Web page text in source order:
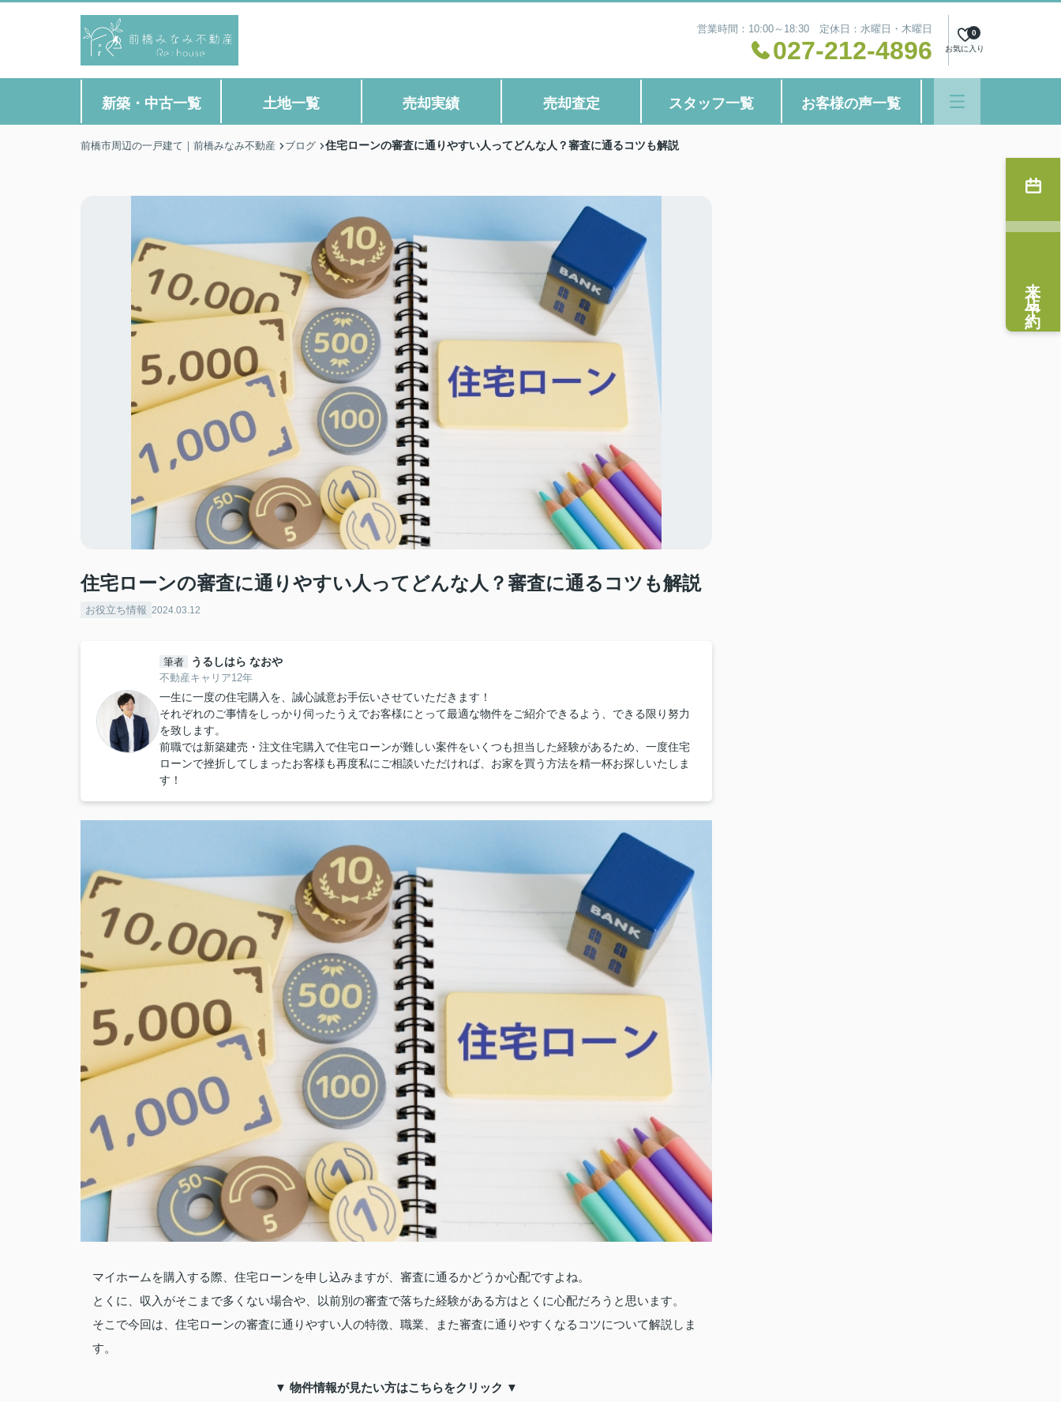
営業時間：10:00～18:30 定休日：水曜日・木曜日
027-212-4896 お気に入り
0
新築・中古一覧 土地一覧 売却実績 売却査定 スタッフ一覧 お客様の声一覧
前橋市周辺の一戸建て｜前橋みなみ不動産 ブログ 住宅ローンの審査に通りやすい人ってどんな人？審査に通るコツも解説
住宅ローンの審査に通りやすい人ってどんな人？審査に通るコツも解説
お役立ち情報 2024.03.12
筆者 うるしはら なおや
不動産キャリア12年
一生に一度の住宅購入を、誠心誠意お手伝いさせていただきます！
それぞれのご事情をしっかり伺ったうえでお客様にとって最適な物件をご紹介できるよう、できる限り努力
を致します。
前職では新築建売・注文住宅購入で住宅ローンが難しい案件をいくつも担当した経験があるため、一度住宅
ローンで挫折してしまったお客様も再度私にご相談いただければ、お家を買う方法を精一杯お探しいたしま
す！
マイホームを購入する際、住宅ローンを申し込みますが、審査に通るかどうか心配ですよね。
とくに、収入がそこまで多くない場合や、以前別の審査で落ちた経験がある方はとくに心配だろうと思います。
そこで今回は、住宅ローンの審査に通りやすい人の特徴、職業、また審査に通りやすくなるコツについて解説しま
す。
▼ 物件情報が見たい方はこちらをクリック ▼
来店予約